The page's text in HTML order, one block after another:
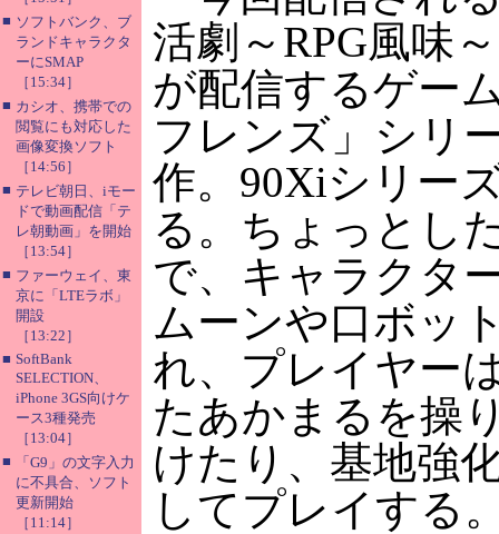
■ ソフトバンク、ブ
ランドキャラクタ
ーにSMAP
［15:34］
■ カシオ、携帯での
閲覧にも対応した
画像変換ソフト
［14:56］
■ テレビ朝日、iモー
ドで動画配信「テ
レ朝動画」を開始
［13:54］
■ ファーウェイ、東
京に「LTEラボ」
開設
［13:22］
■ SoftBank
SELECTION、
iPhone 3GS向けケ
ース3種発売
［13:04］
■
「G9」の文字入力
に不具合、ソフト
更新開始
［11:14］
活劇～RPG風味
が配信するゲー
フレンズ」シリ
作。90Xiシリー
る。ちょっとし
で、キャラクタ
ムーンや口ボッ
れ、プレイヤー
たあかまるを操
けたり、基地強
してプレイする